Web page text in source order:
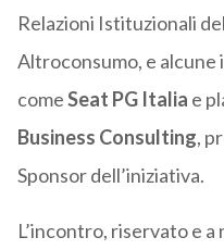
Relazioni Istituzionali
Altroconsumo, e
comeSeat PG Italia e
Business Consulting,
Sponsor dell’iniziativa.
L’incontro, riservato e